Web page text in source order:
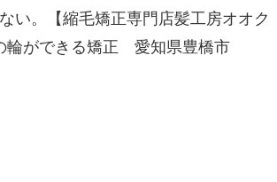
い。【縮毛矯正専門店髪工房オオク
輪ができる矯正 愛知県豊橋市